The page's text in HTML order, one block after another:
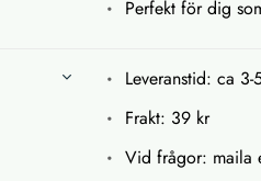
Perfekt för dig
Leveranstid: ca
Frakt: 39 kr
Vid frågor: maila